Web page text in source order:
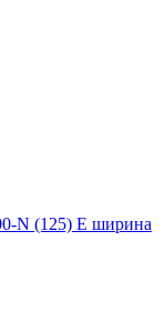
N (125) E ширина